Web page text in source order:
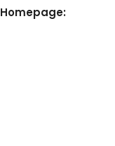
Homepage: